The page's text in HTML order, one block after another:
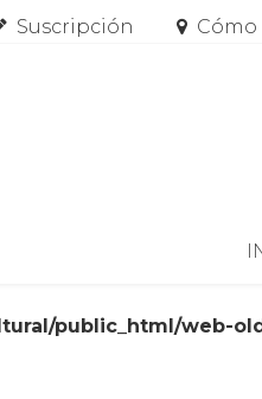
Suscripción
public_html/web-